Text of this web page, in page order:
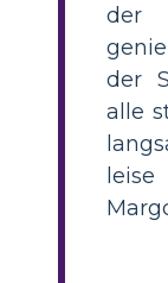
der
der
alle